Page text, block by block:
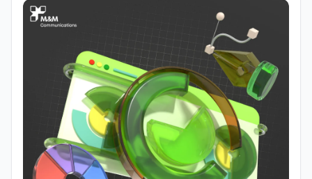
phản ánh đúng giá trị doanh nghiệp.